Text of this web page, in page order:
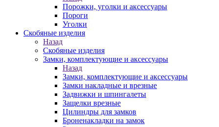
Порожки, уголки и аксессуары
Пороги
Уголки
Скобяные изделия
Назад
Скобяные изделия
Замки, комплектующие и аксессуары
Назад
Замки, комплектующие и аксессуары
Замки накладные и врезные
Задвижки и шпингалеты
Защелки врезные
Цилиндры для замков
Броненакладки на замок